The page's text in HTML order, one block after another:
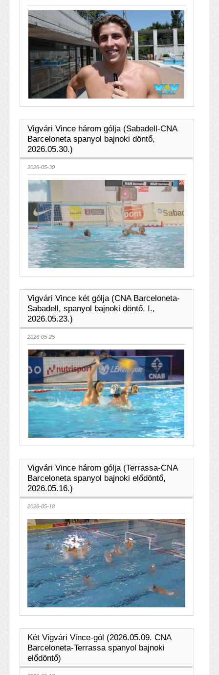
Vigvári Vince három gólja (Sabadell-CNA
Barceloneta spanyol bajnoki döntő,
2026.05.30.)
2026-05-30
Vigvári Vince két gólja (CNA Barceloneta-
Sabadell, spanyol bajnoki döntő, I.,
2026.05.23.)
2026-05-25
Vigvári Vince három gólja (Terrassa-CNA
Barceloneta spanyol bajnoki elődöntő,
2026.05.16.)
2026-05-18
Két Vigvári Vince-gól (2026.05.09. CNA
Barceloneta-Terrassa spanyol bajnoki
elődöntő)